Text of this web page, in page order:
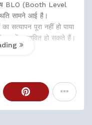
BLO (Booth Level
सामने आई है।
सत्यापन पूरा नहीं हो पाया
में प्रभावित हो सकते हैं।